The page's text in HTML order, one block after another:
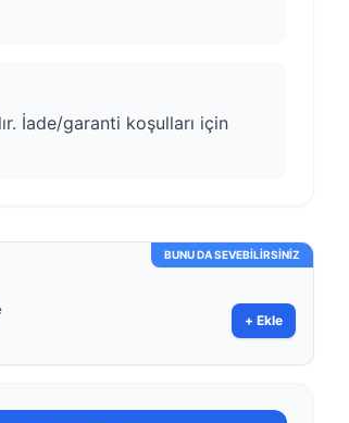
İade/garanti koşulları için
BUNU DA SEVEBİLİRSİNİZ
+ Ekle